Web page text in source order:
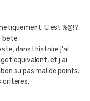
C est %@!?,
bete.
dans l histoire j'ai
equivalent, et j ai
su pas mal de points.
criteres.